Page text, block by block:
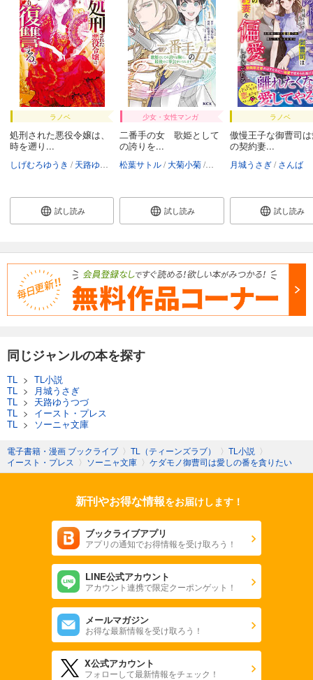
ラノベ
処刑された悪役令嬢は、
時を遡り...
しげむろゆうき 天路ゆうつづ
試し読み
少女・女性マンガ
二番手の女 歌姫として
の誇りを...
松葉サトル 大菊小菊 天路ゆうつづ
試し読み
ラノベ
傲慢王子な御曹司
の契約妻...
月城うさぎ さんば
試し読み
同じジャンルの本を探す
TL > TL小説
TL >
月城うさぎ
TL > 天路ゆうつづ
TL > イースト・プレス
TL > ソーニャ文庫
電子書籍・漫画 ブックライブ 〉 TL（ティーンズラブ） 〉 TL小説 〉
イースト・プレス 〉 ソーニャ文庫 〉 ケダモノ御曹司は愛しの番を貪りたい
新刊やお得な情報をお届けします！
ブックライブアプリ
アプリの通知でお得情報を受け取ろう！
LINE公式アカウント
アカウント連携で限定クーポンゲット！
メールマガジン
お得な最新情報を受け取ろう！
X公式アカウント
フォローして最新情報をチェック！